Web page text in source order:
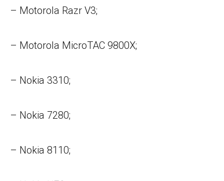
– Motorola Razr V3;
– Motorola MicroTAC 9800X;
– Nokia 3310;
– Nokia 7280;
– Nokia 8110;